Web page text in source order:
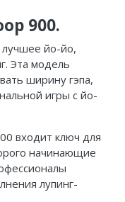
900.
лучшее йо-йо,
Эта модель
ширину гэпа,
игры с йо-
входит ключ для
начинающие
лупинг-